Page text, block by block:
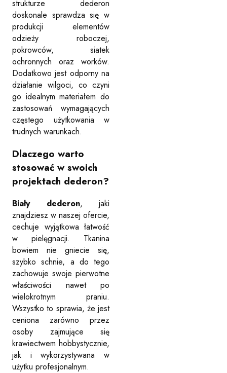
strukturze dederon
doskonale sprawdza się w
produkcji elementów
odzieży roboczej,
pokrowców, siatek
ochronnych oraz worków.
Dodatkowo jest odporny na
działanie wilgoci, co czyni
go idealnym materiałem do
zastosowań wymagających
częstego użytkowania w
trudnych warunkach.
Dlaczego warto
stosować w swoich
projektach dederon?
Biały dederon, jaki
znajdziesz w naszej ofercie,
cechuje wyjątkowa łatwość
w pielęgnacji. Tkanina
bowiem nie gniecie się,
szybko schnie, a do tego
zachowuje swoje pierwotne
właściwości nawet po
wielokrotnym praniu.
Wszystko to sprawia, że jest
ceniona zarówno przez
osoby zajmujące się
krawiectwem hobbystycznie,
jak i wykorzystywana w
użytku profesjonalnym.